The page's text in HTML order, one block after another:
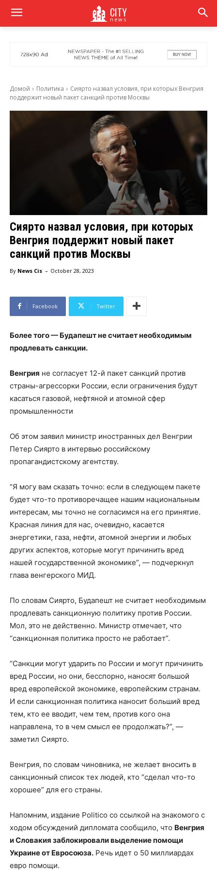
CITY
news
Домой Политика
Сиярто назвал условия, при которых Венгрия
поддержит новый пакет санкций против Москвы
Сиярто назвал условия, при которых
Венгрия поддержит новый пакет
санкций против Москвы
By News Cis - October 28, 2023
Facebook Twitter
Более того — Будапешт не считает необходимым
продлевать санкции.
Венгрия не согласует 12-й пакет санкций против
страны-агрессорки России, если ограничения будут
касаться газовой, нефтяной и атомной сфер
промышленности
Об этом заявил министр иностранных дел Венгрии
Петер Сиярто в интервью российскому
пропагандистскому агентству.
“Я могу вам сказать точно: если в следующем пакете
будет что-то противоречащее нашим национальным
интересам, мы точно не согласимся на его принятие.
Красная линия для нас, очевидно, касается
энергетики, газа, нефти, атомной энергии и любых
других аспектов, которые могут причинить вред
нашей государственной экономике”, — подчеркнул
глава венгерского МИД.
По словам Сиярто, Будапешт не считает необходимым
продлевать санкционную политику против России.
Мол, это не действенно. Министр отмечает, что
“санкционная политика просто не работает”.
“Санкции могут ударить по России и могут причинить
вред России, но они, бесспорно, наносят большой
вред европейской экономике, европейским странам.
И если санкционная политика наносит больший вред
тем, кто ее вводит, чем тем, против кого она
направлена, то в чем смысл ее продолжать?”, —
заметил Сиярто.
Венгрия, по словам чиновника, не желает вносить в
санкционный список тех людей, кто “сделал что-то
хорошее” для его страны.
Напомним, издание Politico со ссылкой на знакомого с
ходом обсуждений дипломата сообщило, что Венгрия
и Словакия заблокировали выделение помощи
Украине от Евросоюза. Речь идет о 50 миллиардах
евро помощи.